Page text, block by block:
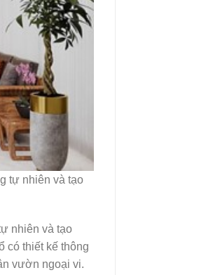
tự nhiên và tạo
nhiên và tạo
có thiết kế thông
vườn ngoại vi.